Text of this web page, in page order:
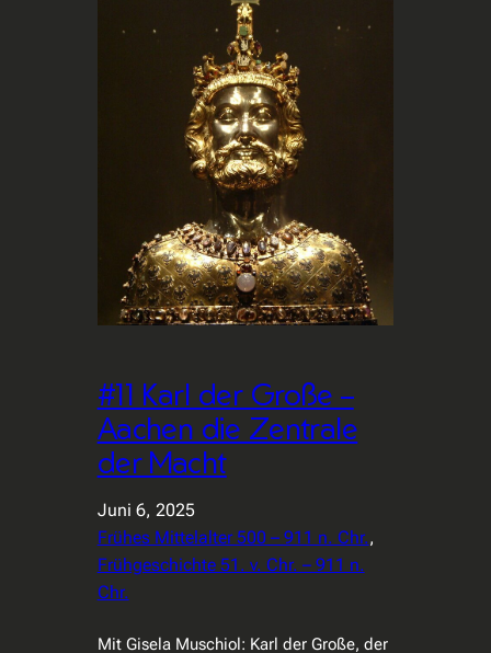
#11 Karl der Große –
Aachen die Zentrale
der Macht
Juni 6, 2025
Frühes Mittelalter 500 – 911 n. Chr.
Frühgeschichte 51. v. Chr. – 911 n.
Chr.
Mit Gisela Muschiol: Karl der Große, der